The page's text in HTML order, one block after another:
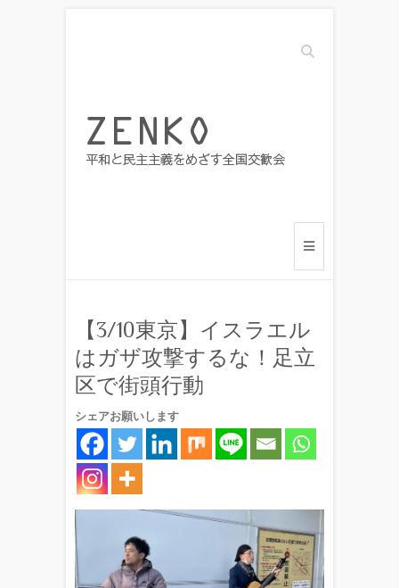
Search
【3/10東京】イスラエル
はガザ攻撃するな！足立
区で街頭行動
シェアお願いします